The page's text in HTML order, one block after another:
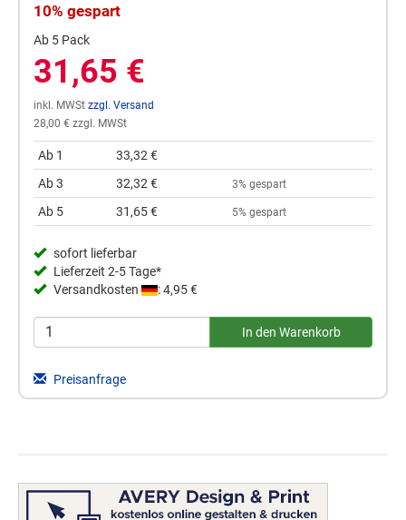
10% gespart
Ab 5 Pack
31,65 €
inkl. MWSt zzgl. Versand
28,00 € zzgl. MWSt
Ab 1
33,32 €
Ab 3
32,32 € 3% gespart
Ab 5 31,65 € 5% gespart
sofort lieferbar
Lieferzeit 2-5 Tage*
Versandkosten
: 4,95 €
Preisanfrage